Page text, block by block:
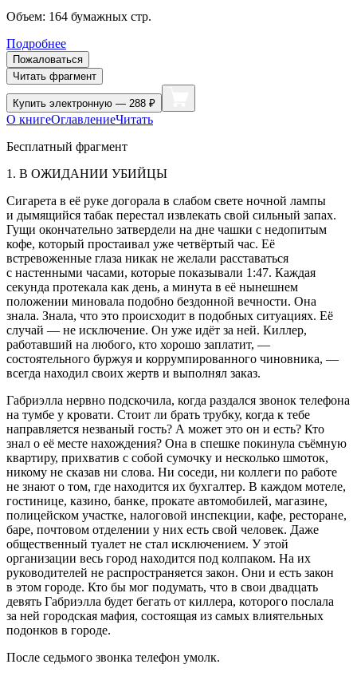
Объем: 164 бумажных стр.
Подробнее
Пожаловаться
Читать фрагмент
Купить электронную — 288 ₽
О книгеОглавлениеЧитать
Бесплатный фрагмент
1. В ОЖИДАНИИ УБИЙЦЫ
Сигарета в её руке догорала в слабом свете ночной лампы
и дымящийся табак перестал извлекать свой сильный запах.
Гущи окончательно затвердели на дне чашки с недопитым
кофе, который простаивал уже четвёртый час. Её
встревоженные глаза никак не желали расставаться
с настенными часами, которые показывали 1:47. Каждая
секунда протекала как день, а минута в её нынешнем
положении миновала подобно бездонной вечности. Она
знала. Знала, что это происходит в подобных ситуациях. Её
случай — не исключение. Он уже идёт за ней. Киллер,
работавший на любого, кто хорошо заплатит, —
состоятельного буржуя и коррумпированного чиновника, —
всегда находил своих жертв и выполнял заказ.
Габриэлла нервно подскочила, когда раздался звонок телефона
на тумбе у кровати. Стоит ли брать трубку, когда к тебе
направляется незваный гость? А может это он и есть? Кто
знал о её месте нахождения? Она в спешке покинула съёмную
квартиру, прихватив с собой сумочку и несколько шмоток,
никому не сказав ни слова. Ни соседи, ни коллеги по работе
не знают о том, где находится их бухгалтер. В каждом мотеле,
гостинице, казино, банке, прокате автомобилей, магазине,
полицейском участке, налоговой инспекции, кафе, ресторане,
баре, почтовом отделении у них есть свой человек. Даже
общественный туалет не стал исключением. У этой
организации весь город находится под колпаком. На их
руководителей не распространяется закон. Они и есть закон
в этом городе. Кто бы мог подумать, что в свои двадцать
девять Габриэлла будет бегать от киллера, которого послала
за ней городская мафия, состоящая из самых влиятельных
подонков в городе.
После седьмого звонка телефон умолк.